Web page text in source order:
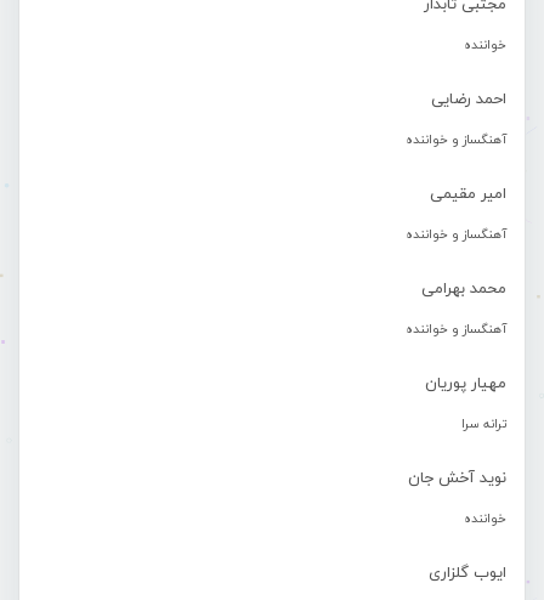
مجتبی تابدار
خواننده
احمد رضایی
آهنگساز و خواننده
امیر مقیمی
آهنگساز و خواننده
محمد بهرامی
آهنگساز و خواننده
مهیار پوریان
ترانه سرا
نوید آخش جان
خواننده
ایوب گلزاری